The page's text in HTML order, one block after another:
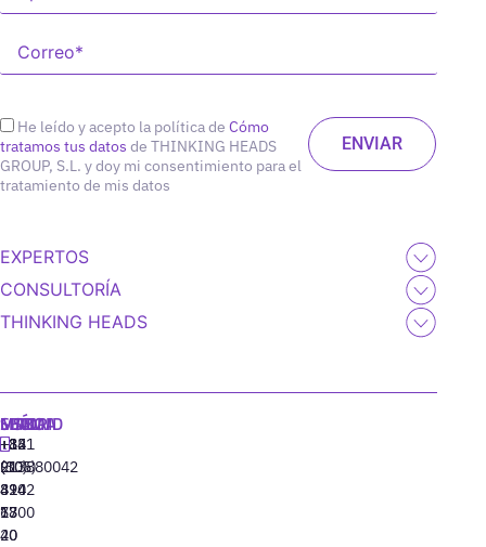
He leído y acepto la política de Cómo
tratamos tus datos de THINKING HEADS
GROUP, S.L. y doy mi consentimiento para el
tratamiento de mis datos
EXPERTOS
CONSULTORÍA
THINKING HEADS
MADRID
+34
91
310
77
40
MIAMI
+1
(305)
424
13
20
SEÚL
+82
(10)
8942
6800
LISBOA
‪+351
213880042